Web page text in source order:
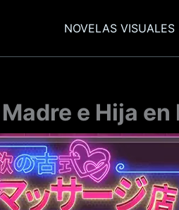
NOVELAS VISUALES
e Hija en